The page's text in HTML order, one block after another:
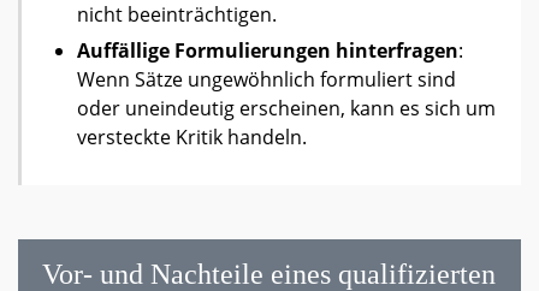
nicht beeinträchtigen.
Auffällige Formulierungen hinterfragen:
Wenn Sätze ungewöhnlich formuliert sind
oder uneindeutig erscheinen, kann es sich um
versteckte Kritik handeln.
Vor- und Nachteile eines qualifizierten